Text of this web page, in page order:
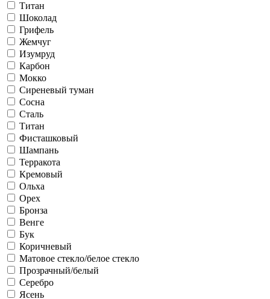
Титан
Шоколад
Грифель
Жемчуг
Изумруд
Карбон
Мокко
Сиреневый туман
Сосна
Сталь
Титан
Фисташковый
Шампань
Терракота
Кремовый
Ольха
Орех
Бронза
Венге
Бук
Коричневый
Матовое стекло/белое стекло
Прозрачный/белый
Серебро
Ясень